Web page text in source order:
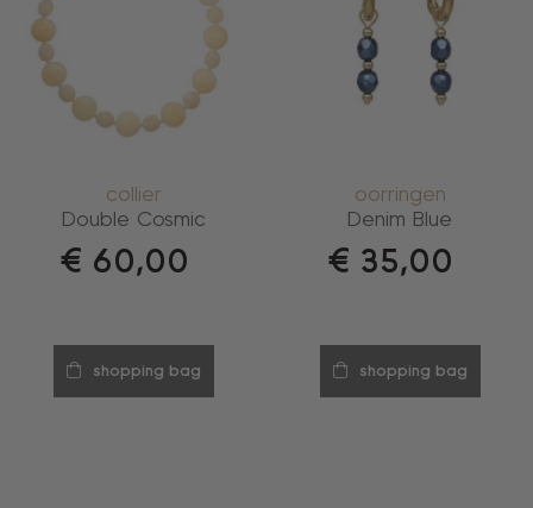
collier
Double Cosmic
€ 60,00
shopping bag
oorringen
Denim Blue
€ 35,00
shopping bag